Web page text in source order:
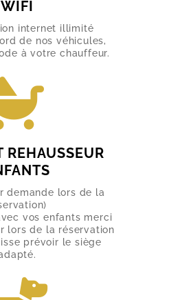
WIFI
internet illimité
de nos véhicules,
à votre chauffeur.
REHAUSSEUR
demande lors de la
vos enfants merci
lors de la réservation
prévoir le siège